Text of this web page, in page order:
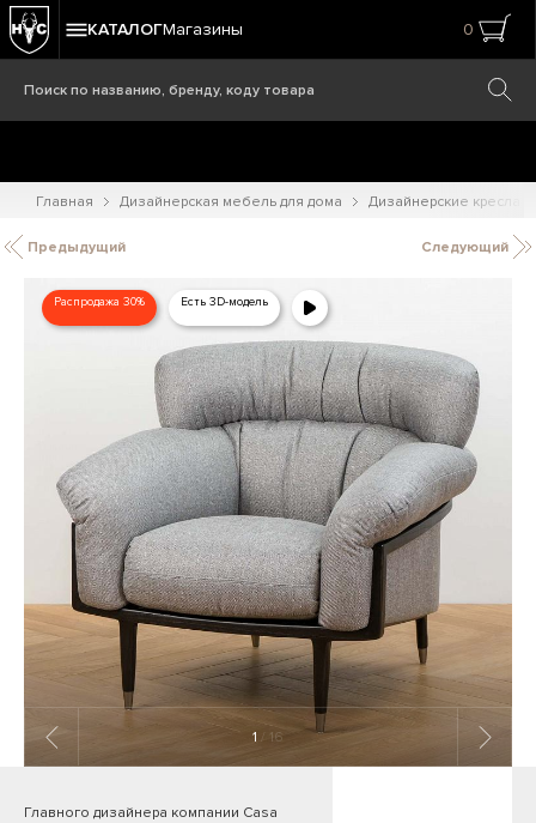
КАТАЛОГМагазины 0
Главная Дизайнерская мебель для дома Дизайнерские кресла
Предыдущий Следующий
Распродажа 30% Есть 3D-модель
1 / 16
Главного дизайнера компании Casa